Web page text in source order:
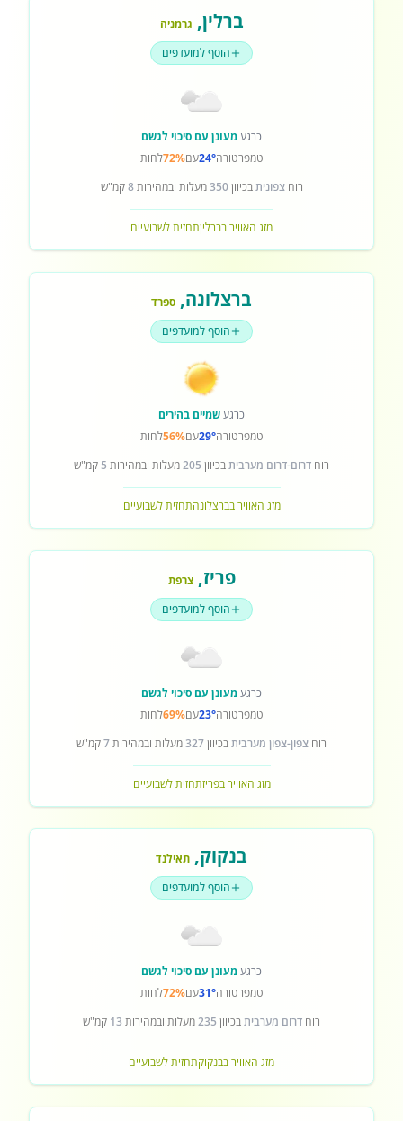
ברלין, גרמניה
הוסף למועדפים
כרגעמעונן עם סיכוי לגשם
טמפרטורה24°עם72%לחות
רוחצפוניתבכיוון350מעלות ובמהירות8קמ"ש
מזג האוויר בברליןתחזית לשבועיים
ברצלונה, ספרד
הוסף למועדפים
כרגעשמיים בהירים
טמפרטורה29°עם56%לחות
רוח דרום-דרום מערביתבכיוון 205מעלות ובמהירות 5 קמ"ש
מזג האוויר בברצלונהתחזית לשבועיים
פריז,צרפת
הוסף למועדפים
כרגעמעונן עם סיכוי לגשם
טמפרטורה23°עם69%לחות
רוח צפון-צפון מערביתבכיוון327מעלות ובמהירות7קמ"ש
מזג האוויר בפריזתחזית לשבועיים
בנקוק, תאילנד
הוסף למועדפים
כרגעמעונן עם סיכוי לגשם
טמפרטורה31°עם72%לחות
רוח דרום מערביתבכיוון 235מעלות ובמהירות 13 קמ"ש
מזג האוויר בבנקוקתחזית לשבועיים